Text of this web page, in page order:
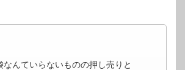
なんていらないものの押し売りと